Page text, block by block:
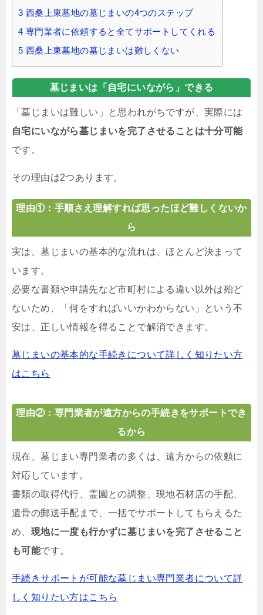
3 西桑上東墓地の墓じまいの4つのステップ
4 専門業者に依頼すると全てサポートしてくれる
5 西桑上東墓地の墓じまいは難しくない
墓じまいは「自宅にいながら」できる
「墓じまいは難しい」と思われがちですが、実際には
自宅にいながら墓じまいを完了させることは十分可能
です。
その理由は2つあります。
理由①：手順さえ理解すれば思ったほど難しくないか
ら
実は、墓じまいの基本的な流れは、ほとんど決まって
います。
必要な書類や申請先など市町村による違い以外は殆ど
ないため、「何をすればいいかわからない」という不
安は、正しい情報を得ることで解消できます。
墓じまいの基本的な手続きについて詳しく知りたい方
はこちら
理由②：専門業者が遠方からの手続きをサポートでき
るから
現在、墓じまい専門業者の多くは、遠方からの依頼に
対応しています。
書類の取得代行、霊園との調整、現地石材店の手配、
遺骨の郵送手配まで、一括でサポートしてもらえるた
め、 現地に一度も行かずに墓じまいを完了させること
も可能です。
手続きサポートが可能な墓じまい専門業者について詳
しく知りたい方はこちら